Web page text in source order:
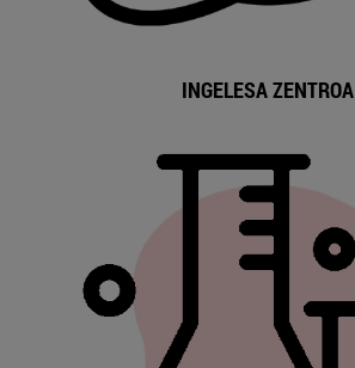
INGELESA ZENTROA